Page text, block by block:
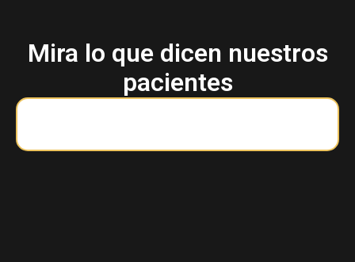
Mira lo que dicen nuestros
pacientes